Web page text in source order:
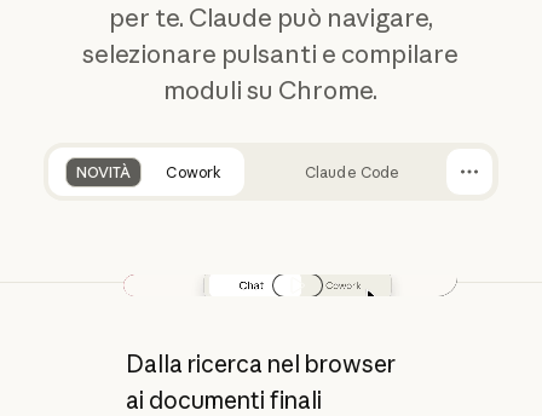
per te. Claude può navigare,
selezionare pulsanti e compilare
moduli su Chrome.
NOVITÀ Cowork Claude Code
Play video
Dalla ricerca nel browser
ai documenti finali